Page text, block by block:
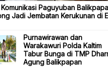
Komunikasi Paguyuban
Jadi Jembatan Kerukunan di
Purnawirawan dan
Warakawuri Polda Kaltim
Tabur Bunga di TMP
Agung Balikpapan